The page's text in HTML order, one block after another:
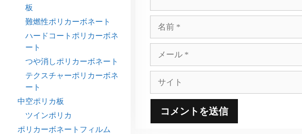
ル
ト
板
難燃性ポリカーボネート
ハードコートポリカーボネ
ート
つや消しポリカーボネート
テクスチャーポリカーボネ
ート
中空ポリカ板
ツインポリカ
ポリカーボネートフィルム